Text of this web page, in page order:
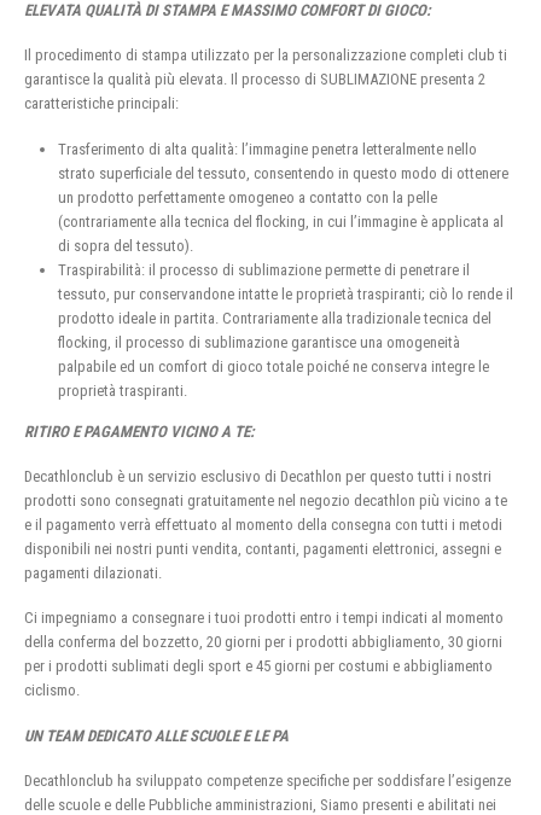
ELEVATA QUALITÀ DI STAMPA E MASSIMO COMFORT DI GIOCO:
Il procedimento di stampa utilizzato per la personalizzazione completi club ti
garantisce la qualità più elevata. Il processo di SUBLIMAZIONE presenta 2
caratteristiche principali:
Trasferimento di alta qualità: l’immagine penetra letteralmente nello
strato superficiale del tessuto, consentendo in questo modo di ottenere
un prodotto perfettamente omogeneo a contatto con la pelle
(contrariamente alla tecnica del flocking, in cui l’immagine è applicata al
di sopra del tessuto).
Traspirabilità: il processo di sublimazione permette di penetrare il
tessuto, pur conservandone intatte le proprietà traspiranti; ciò lo rende il
prodotto ideale in partita. Contrariamente alla tradizionale tecnica del
flocking, il processo di sublimazione garantisce una omogeneità
palpabile ed un comfort di gioco totale poiché ne conserva integre le
proprietà traspiranti.
RITIRO E PAGAMENTO VICINO A TE:
Decathlonclub è un servizio esclusivo di Decathlon per questo tutti i nostri
prodotti sono consegnati gratuitamente nel negozio decathlon più vicino a te
e il pagamento verrà effettuato al momento della consegna con tutti i metodi
disponibili nei nostri punti vendita, contanti, pagamenti elettronici, assegni e
pagamenti dilazionati.
Ci impegniamo a consegnare i tuoi prodotti entro i tempi indicati al momento
della conferma del bozzetto, 20 giorni per i prodotti abbigliamento, 30 giorni
per i prodotti sublimati degli sport e 45 giorni per costumi e abbigliamento
ciclismo.
UN TEAM DEDICATO ALLE SCUOLE E LE PA
Decathlonclub ha sviluppato competenze specifiche per soddisfare l’esigenze
delle scuole e delle Pubbliche amministrazioni, Siamo presenti e abilitati nei